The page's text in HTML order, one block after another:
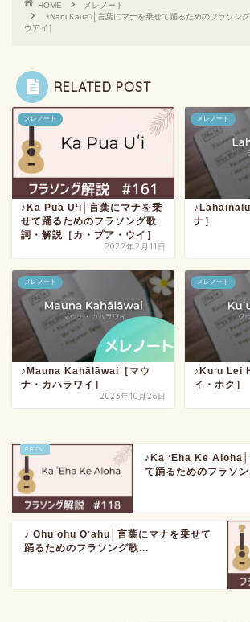
HOME
メレノート
♪Nani Kauaʻi│言葉にマナを乗せて踊るためのフラソン
ウアイ］
RELATED POST
メレノート
♪Ka Pua Uʻi│言葉にマナを乗
せて踊るためのフラソング歌
詞・解説［カ・プア・ウイ］
2022年2月11日
メレノート
ナ］
メレノート
♪Mauna Kahālāwai［マウ
ナ・カハラワイ］
2023年10月26日
メレノート
♪Kuʻu Lei
イ・ホク］
♪Ka ʻEha Ke Aloha│
て踊るためのフラソ
♪ʻOhuʻohu Oʻahu│言葉にマナを乗せて
踊るためのフラソング歌...